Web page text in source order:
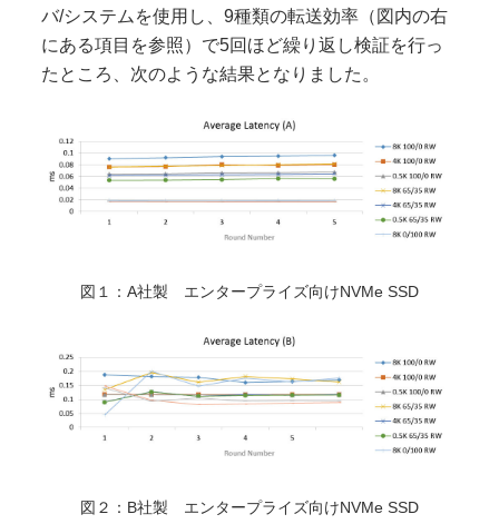
バ/システムを使用し、9種類の転送効率（図内の右
にある項目を参照）で5回ほど繰り返し検証を行っ
たところ、次のような結果となりました。
図１：A社製 エンタープライズ向けNVMe SSD
図２：B社製 エンタープライズ向けNVMe SSD